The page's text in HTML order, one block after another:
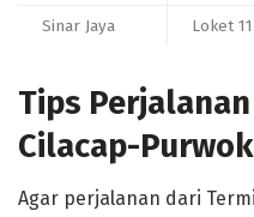
Sinar Jaya
Loket 11
Tips
Cilacap-
Agar perjalanan dari